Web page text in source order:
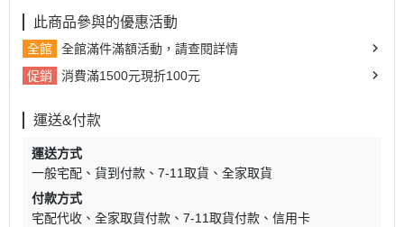
此商品參與的優惠活動
全館
全館滿件滿額活動，請查閱詳情
促銷
消費滿1500元現折100元
運送&付款
運送方式
一般宅配
貨到付款 7-11取貨
全家取貨
付款方式
宅配代收
全家取貨付款 7-11取貨付款 信用卡